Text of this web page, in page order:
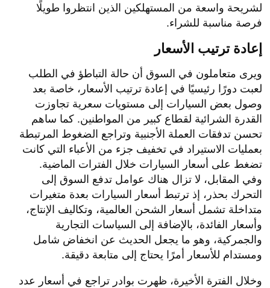
لشريحة واسعة من المستهلكين الذين انتظروا طويلًا
فرصة مناسبة للشراء.
إعادة ترتيب الأسعار
ويرى متعاملون في السوق أن حالة التباطؤ في الطلب
لعبت دورًا رئيسيًا في إعادة ترتيب الأسعار، خاصة بعد
وصول بعض السيارات إلى مستويات سعرية تجاوزت
القدرة الشرائية لقطاع كبير من المواطنين. كما ساهم
تحسن تدفقات العملة الأجنبية وتراجع الضغوط المرتبطة
بعمليات الاستيراد في تخفيف جزء من الأعباء التي كانت
تضغط على أسعار السيارات خلال الفترات الماضية.
وفي المقابل، لا تزال هناك عوامل تدفع السوق إلى
التحرك بحذر، إذ ترتبط أسعار السيارات بعدة متغيرات
متداخلة تشمل أسعار الشحن العالمية، وتكاليف الإنتاج،
وأسعار الفائدة، بالإضافة إلى السياسات التجارية
والجمركية، وهو ما يجعل الحديث عن انخفاض شامل
ومستدام للأسعار أمرًا يحتاج إلى متابعة دقيقة.
وخلال الفترة الأخيرة، ظهرت بوادر تراجع في أسعار عدد